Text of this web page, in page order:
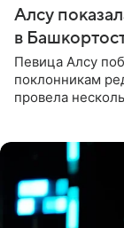
Алсу
в
Певица Алсу
поклонникам
провела